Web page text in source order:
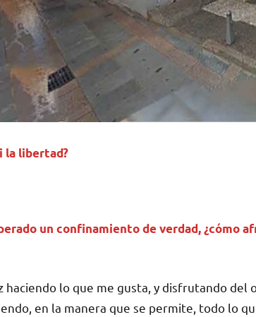
la libertad?
un confinamiento de verdad, ¿cómo
lo que me gusta, y disfrutando del
en la manera que se permite, todo lo